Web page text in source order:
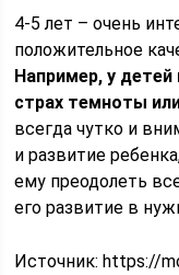
4-5 лет – очень
положительное
Например, у детей
страх темноты
всегда чутко и
и развитие
ему преодолеть
его развитие в
Источник:https://